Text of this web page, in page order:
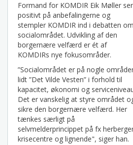
Formand for KOMDIR Eik Møller ser
positivt på anbefalingerne og
stempler KOMDIR ind i debatten om
socialområdet. Udvikling af den
borgernære velfærd er ét af
KOMDIRs nye fokusområder.
”Socialområdet er på nogle
lidt ”Det Vilde Vesten” i forhold til
kapacitet, økonomi og
Det er vanskelig at styre området
sikre den borgernære velfærd. Her
tænkes særligt på
selvmelderprincippet på fx
krisecentre og lignende", siger han.